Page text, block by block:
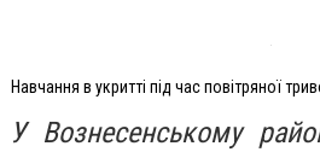
Навчання в укритті під час повітряної
У Вознесенському